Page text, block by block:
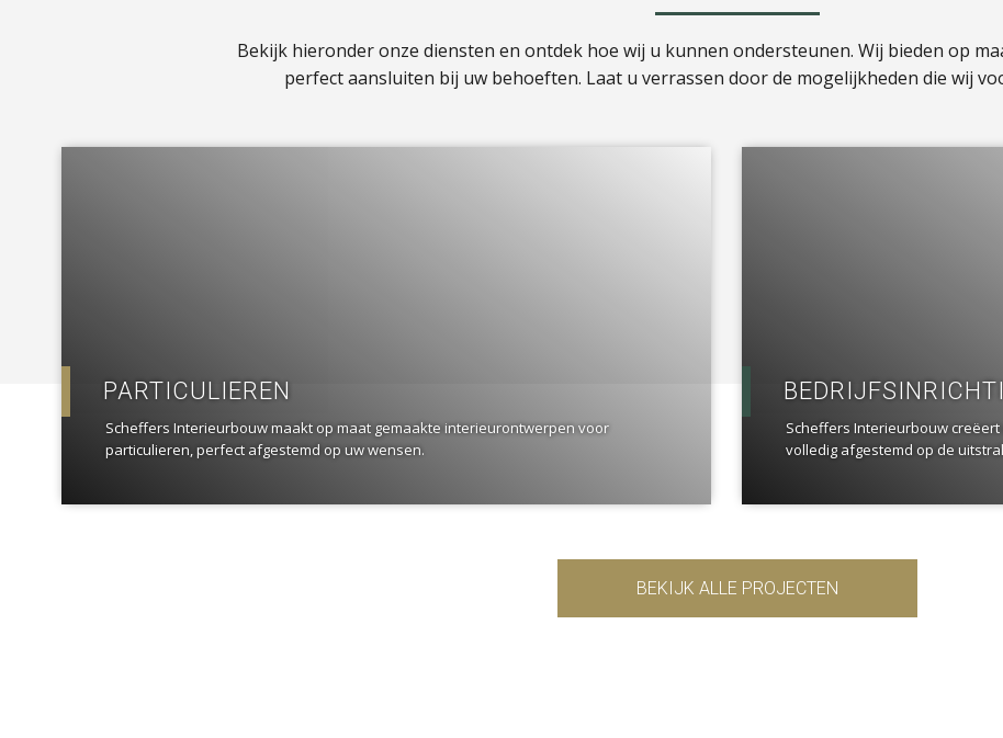
Bekijk hieronder onze diensten en ontdek hoe wij u kunnen ondersteunen. Wij bieden op
perfect aansluiten bij uw behoeften. Laat u verrassen door de mogelijkheden die wij
PARTICULIEREN
Scheffers Interieurbouw maakt op maat gemaakte interieurontwerpen voor
particulieren, perfect afgestemd op uw wensen.
Scheffers Interieurbouw
volledig afgestemd op de
BEKIJK ALLE PROJECTEN